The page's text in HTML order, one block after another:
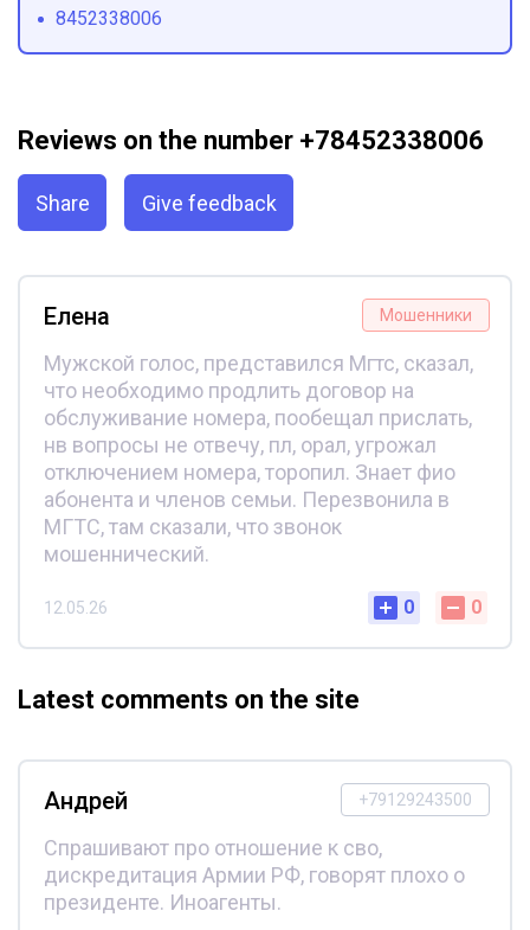
8452338006
Reviews on the number +78452338006
Share Give feedback
Мошенники
Елена
Мужской голос, представился Мгтс, сказал,
что необходимо продлить договор на
обслуживание номера, пообещал прислать,
нв вопросы не отвечу, пл, орал, угрожал
отключением номера, торопил. Знает фио
абонента и членов семьи. Перезвонила в
МГТС, там сказали, что звонок
мошеннический.
12.05.26 0 0
Latest comments on the site
+79129243500
Андрей
Спрашивают про отношение к сво,
дискредитация Армии РФ, говорят плохо о
президенте. Иноагенты.